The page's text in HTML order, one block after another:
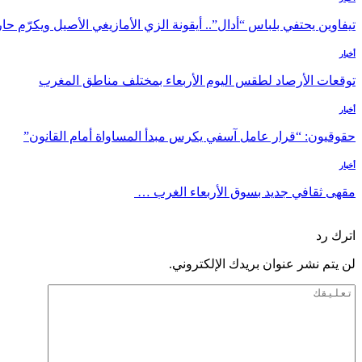
تيفاوين يحتفي بلباس “أدال”.. أيقونة الزي الأمازيغي الأصيل
أخبار
توقعات الأرصاد لطقس اليوم الأربعاء بمختلف مناطق المغرب
أخبار
حقوقيون: “قرار عامل آسفي يكرس مبدأ المساواة أمام القانون”
أخبار
مقهى ثقافي جديد بسوق الأربعاء الغرب …
اترك رد
لن يتم نشر عنوان بريدك الإلكتروني.